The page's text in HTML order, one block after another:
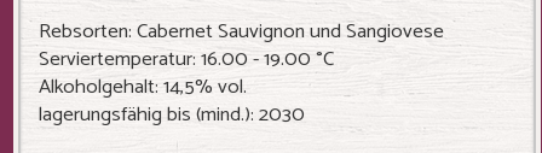
Rebsorten: Cabernet Sauvignon und Sangiovese
Serviertemperatur: 16.00 - 19.00 °C
Alkoholgehalt: 14,5% vol.
lagerungsfähig bis (mind.): 2030